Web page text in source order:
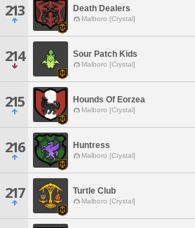
213 Death Dealers
Malboro [Crystal]
214 Sour Patch Kids
Malboro [Crystal]
215 Hounds Of Eorzea
Malboro [Crystal]
216 Huntress
Malboro [Crystal]
217 Turtle Club
Malboro [Crystal]